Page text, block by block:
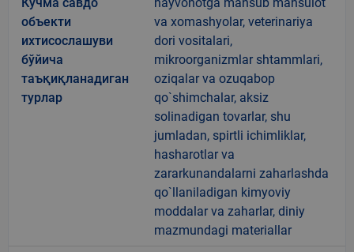
объекти
ихтисослашуви
бўйича
таъқиқланадиган
турлар
va xomashyolar, veterinariya
dori vositalari,
mikroorganizmlar shtammlari,
oziqalar va ozuqabop
qo`shimchalar, aksiz
solinadigan tovarlar, shu
jumladan, spirtli ichimliklar,
hasharotlar va
zararkunandalarni zaharlashda
qo`llaniladigan kimyoviy
moddalar va zaharlar, diniy
mazmundagi materiallar